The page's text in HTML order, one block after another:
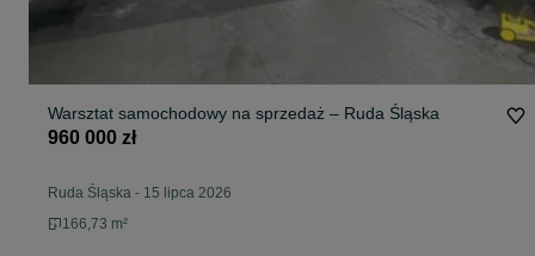
Warsztat samochodowy na sprzedaż – Ruda Śląska
960 000 zł
Ruda Śląska - 15 lipca 2026
166,73 m²